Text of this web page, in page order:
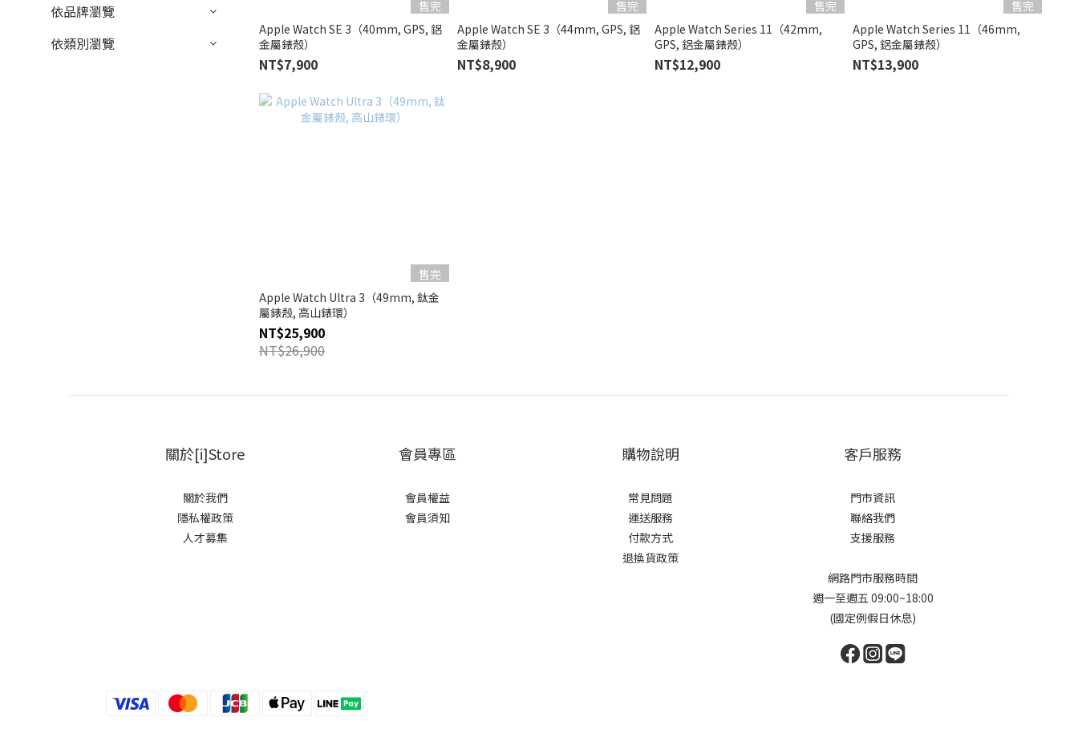
依品牌瀏覽
依類別瀏覽
售完
Apple Watch SE 3（40mm, GPS, 鋁
金屬錶殼）
NT$7,900
售完
Apple Watch SE 3（44mm, GPS, 鋁
金屬錶殼）
NT$8,900
售完
Apple Watch Series 11（42mm,
GPS, 鋁金屬錶殼）
NT$12,900
售完
Apple Watch Series 11（46mm,
GPS, 鋁金屬錶殼）
NT$13,900
售完
Apple Watch Ultra 3（49mm, 鈦金
屬錶殼, 高山錶環）
NT$25,900
NT$26,900
關於[i]Store
關於我們
隱私權政策
人才募集
會員專區
會員權益
會員須知
購物說明
常見問題
運送服務
付款方式
退換貨政策
客戶服務
門市資訊
聯絡我們
支援服務
網路門市服務時間
週一至週五 09:00~18:00
(國定例假日休息)